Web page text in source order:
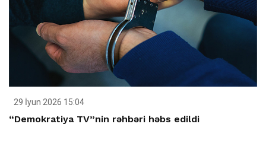
29 İyun 2026 15:04
“Demokratiya TV”nin rəhbəri həbs edildi